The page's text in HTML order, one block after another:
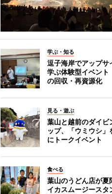
学ぶ・知る
逗子海岸でアップサ
学ぶ体験型イベン
の回収・再資源化
見る・遊ぶ
葉山と越前のダイビ
ップ、「ウミウシ」
にトークイベント
食べる
葉山のうどん店が夏
イカスムージースタ